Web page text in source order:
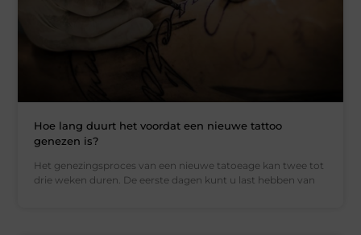
Hoe lang duurt het voordat een nieuwe tattoo
genezen is?
Het genezingsproces van een nieuwe tatoeage kan twee tot
drie weken duren. De eerste dagen kunt u last hebben van